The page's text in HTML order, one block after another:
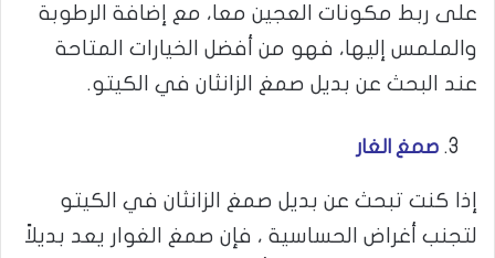
على ربط مكونات العجين معا، مع إضافة الرطوبة
والملمس إليها، فهو من أفضل الخيارات المتاحة
عند البحث عن بديل صمغ الزانثان في الكيتو.
صمغ الغار
إذا كنت تبحث عن بديل صمغ الزانثان في الكيتو
لتجنب أغراض الحساسية ، فإن صمغ الغوار يعد بديلاً